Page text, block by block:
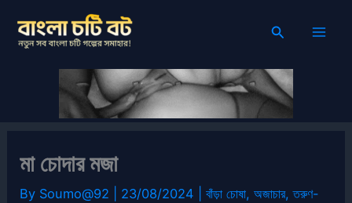
content
Search
মা চোদার মজা
By Soumo@92 23/08/2024 |বাঁড়া চোষা,অজাচার,তরুণ-